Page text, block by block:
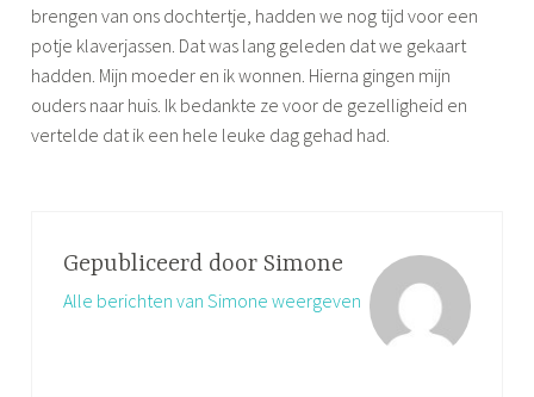
brengen van ons dochtertje, hadden we nog tijd voor een
potje klaverjassen. Dat was lang geleden dat we gekaart
hadden. Mijn moeder en ik wonnen. Hierna gingen mijn
ouders naar huis. Ik bedankte ze voor de gezelligheid en
vertelde dat ik een hele leuke dag gehad had.
Gepubliceerd door Simone
Alle berichten van Simone weergeven